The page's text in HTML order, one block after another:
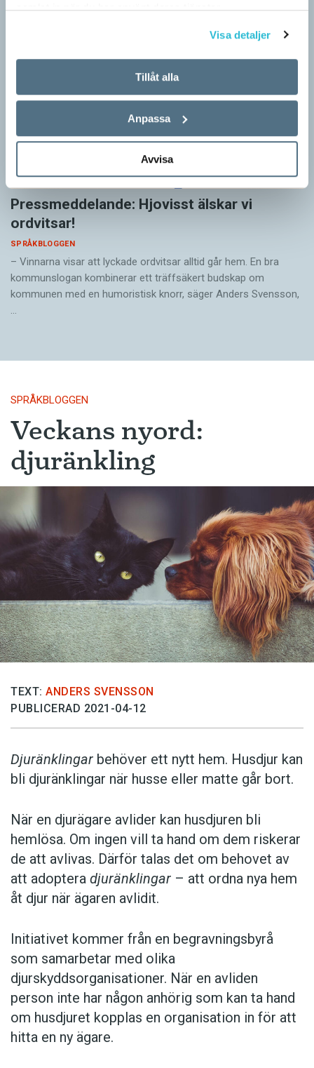
samlat in när du har använt deras tjänster.
Visa detaljer
Tillåt alla
Anpassa
Avvisa
Pressmeddelande: Hjovisst älskar vi
ordvitsar!
SPRÅKBLOGGEN
– Vinnarna visar att lyckade ordvitsar alltid går hem. En bra
kommunslogan kombinerar ett träffsäkert budskap om
kommunen med en humoristisk knorr, säger Anders Svensson,
…
SPRÅKBLOGGEN
Veckans nyord:
djuränkling
TEXT: ANDERS SVENSSON
PUBLICERAD 2021-04-12
Djuränklingar behöver ett nytt hem. Husdjur kan
bli djuränklingar när husse eller matte går bort.
När en djurägare avlider kan husdjuren bli
hemlösa. Om ingen vill ta hand om dem riskerar
de att avlivas. Därför talas det om behovet av
att adoptera djuränklingar – att ordna nya hem
åt djur när ägaren avlidit.
Initiativet kommer från en begravningsbyrå
som samarbetar med olika
djurskyddsorganisationer. När en avliden
person inte har någon anhörig som kan ta hand
om husdjuret kopplas en organisation in för att
hitta en ny ägare.